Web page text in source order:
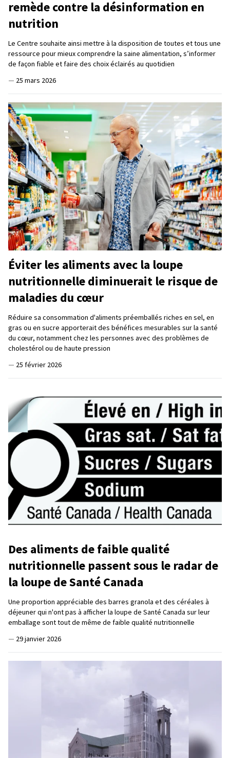
remède contre la désinformation en
nutrition
Le Centre souhaite ainsi mettre à la disposition de toutes et tous une
ressource pour mieux comprendre la saine alimentation, s’informer
de façon fiable et faire des choix éclairés au quotidien
— 25 mars 2026
Éviter les aliments avec la loupe
nutritionnelle diminuerait le risque de
maladies du cœur
Réduire sa consommation d'aliments préemballés riches en sel, en
gras ou en sucre apporterait des bénéfices mesurables sur la santé
du cœur, notamment chez les personnes avec des problèmes de
cholestérol ou de haute pression
— 25 février 2026
Des aliments de faible qualité
nutritionnelle passent sous le radar de
la loupe de Santé Canada
Une proportion appréciable des barres granola et des céréales à
déjeuner qui n'ont pas à afficher la loupe de Santé Canada sur leur
emballage sont tout de même de faible qualité nutritionnelle
— 29 janvier 2026